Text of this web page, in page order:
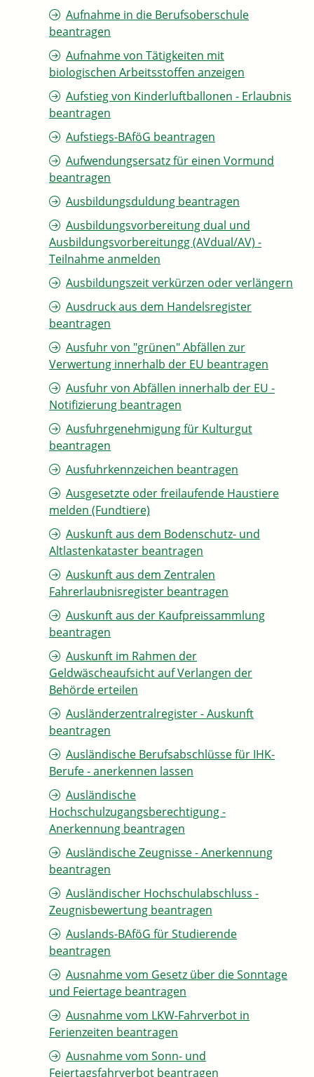
Aufnahme in die Berufsoberschule
beantragen
Aufnahme von Tätigkeiten mit
biologischen Arbeitsstoffen anzeigen
Aufstieg von Kinderluftballonen - Erlaubnis
beantragen
Aufstiegs-BAföG beantragen
Aufwendungsersatz für einen Vormund
beantragen
Ausbildungsduldung beantragen
Ausbildungsvorbereitung dual und
Ausbildungsvorbereitungg (AVdual/AV) -
Teilnahme anmelden
Ausbildungszeit verkürzen oder verlängern
Ausdruck aus dem Handelsregister
beantragen
Ausfuhr von "grünen" Abfällen zur
Verwertung innerhalb der EU beantragen
Ausfuhr von Abfällen innerhalb der EU -
Notifizierung beantragen
Ausfuhrgenehmigung für Kulturgut
beantragen
Ausfuhrkennzeichen beantragen
Ausgesetzte oder freilaufende Haustiere
melden (Fundtiere)
Auskunft aus dem Bodenschutz- und
Altlastenkataster beantragen
Auskunft aus dem Zentralen
Fahrerlaubnisregister beantragen
Auskunft aus der Kaufpreissammlung
beantragen
Auskunft im Rahmen der
Geldwäscheaufsicht auf Verlangen der
Behörde erteilen
Ausländerzentralregister - Auskunft
beantragen
Ausländische Berufsabschlüsse für IHK-
Berufe - anerkennen lassen
Ausländische
Hochschulzugangsberechtigung -
Anerkennung beantragen
Ausländische Zeugnisse - Anerkennung
beantragen
Ausländischer Hochschulabschluss -
Zeugnisbewertung beantragen
Auslands-BAföG für Studierende
beantragen
Ausnahme vom Gesetz über die Sonntage
und Feiertage beantragen
Ausnahme vom LKW-Fahrverbot in
Ferienzeiten beantragen
Ausnahme vom Sonn- und
Feiertagsfahrverbot beantragen